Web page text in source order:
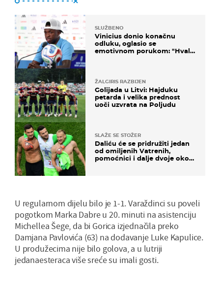
SLUŽBENO
Vinicius donio konačnu
odluku, oglasio se
emotivnom porukom: "Hvala
ŽALGIRIS RAZBIJEN
Golijada u Litvi: Hajduku
petarda i velika prednost
uoči uzvrata na Poljudu
SLAŽE SE STOŽER
Daliću će se pridružiti jedan
od omiljenih Vatrenih,
pomoćnici i dalje dvoje oko
U regularnom dijelu bilo je 1-1. Varaždinci su poveli
pogotkom Marka Dabre u 20. minuti na asistenciju
Michellea Šege, da bi Gorica izjednačila preko
Damjana Pavlovića (63) na dodavanje Luke Kapulice.
U produžecima nije bilo golova, a u lutriji
jedanaesteraca više sreće su imali gosti.